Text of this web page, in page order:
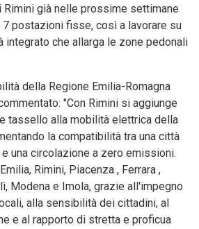
Rimini già nelle prossime settimane
postazioni fisse, così a lavorare su
integrato che allarga le zone pedonali
della Regione Emilia-Romagna
"Con Rimini si aggiunge
tassello alla mobilità elettrica della
la compatibilità tra una città
una circolazione a zero emissioni.
Rimini, Piacenza , Ferrara ,
Modena e Imola, grazie all'impegno
alla sensibilità dei cittadini, al
e al rapporto di stretta e proficua